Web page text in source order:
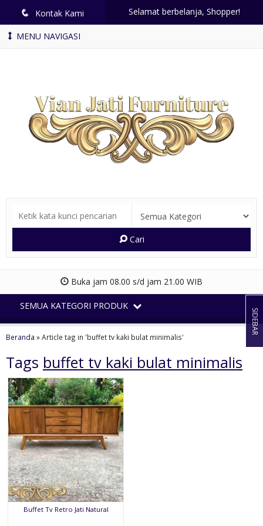
q Kontak Kami Selamat berbelanja, Shopper!
MENU NAVIGASI
Cari
Buka jam 08.00 s/d jam 21.00 WIB
SEMUA KATEGORI PRODUK
Beranda »Article tag in 'buffet tv kaki bulat minimalis'
Tags buffet tv kaki bulat minimalis
Buffet Tv Retro Jati Natural
SIDEBAR